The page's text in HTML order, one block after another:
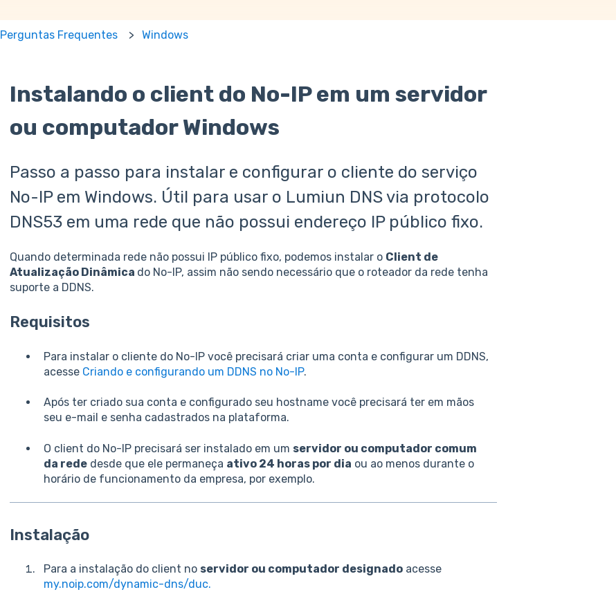
Perguntas Frequentes Windows
Instalando o client do No-IP em um servidor
ou computador Windows
Passo a passo para instalar e configurar o cliente do serviço
No-IP em Windows. Útil para usar o Lumiun DNS via protocolo
DNS53 em uma rede que não possui endereço IP público fixo.
Quando determinada rede não possui IP público fixo, podemos instalar o Client de
Atualização Dinâmica do No-IP, assim não sendo necessário que o roteador da rede tenha
suporte a DDNS.
Requisitos
Para instalar o cliente do No-IP você precisará criar uma conta e configurar um DDNS,
acesse Criando e configurando um DDNS no No-IP.
Após ter criado sua conta e configurado seu hostname você precisará ter em mãos
seu e-mail e senha cadastrados na plataforma.
O client do No-IP precisará ser instalado em um servidor ou computador comum
da rededesde que ele permaneça ativo 24 horas por dia ou ao menos durante o
horário de funcionamento da empresa, por exemplo.
Instalação
Para a instalação do client no servidor ou computador designadoacesse
my.noip.com/dynamic-dns/duc.